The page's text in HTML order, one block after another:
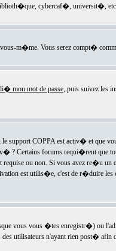
biblioth�que, cybercaf�, universit�,
m�me. Vous serez compt�
mon mot de passe, puis suivez les
support COPPA est activ� et que
? Certains forums requi�rent que
ou non. Si vous avez re�u un
est utilis�e, c'est de r�duire
vous vous �tes enregistr�) ou
utilisateurs n'ayant rien post�